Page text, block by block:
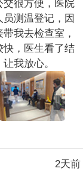
交很方便，医院
测温登记，因
我去检查室，
快，医生看了结
我放心。
2天前